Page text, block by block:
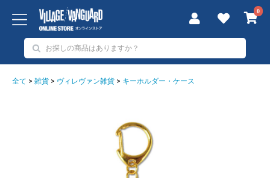
0
全て > 雑貨 > ヴィレヴァン雑貨 > キーホルダー・ケース